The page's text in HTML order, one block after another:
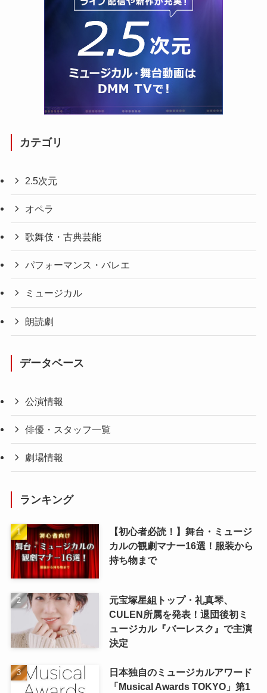
カテゴリ
2.5次元
オペラ
歌舞伎・古典芸能
パフォーマンス・バレエ
ミュージカル
朗読劇
データベース
公演情報
俳優・スタッフ一覧
劇場情報
ランキング
【初心者必読！】舞台・ミュージ
カルの観劇マナー16選！服装から
持ち物まで
元宝塚星組トップ・礼真琴、
CULEN所属を発表！退団後初ミ
ュージカル『バーレスク』で主演
決定
日本独自のミュージカルアワード
「Musical Awards TOKYO」第1